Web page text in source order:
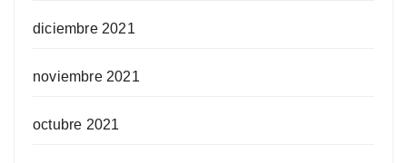
diciembre 2021
noviembre 2021
octubre 2021